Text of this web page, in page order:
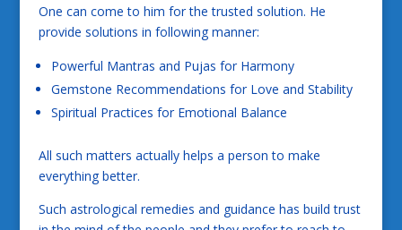
One can come to him for the trusted solution. He
provide solutions in following manner:
Powerful Mantras and Pujas for Harmony
Gemstone Recommendations for Love and Stability
Spiritual Practices for Emotional Balance
All such matters actually helps a person to make
everything better.
Such astrological remedies and guidance has build trust